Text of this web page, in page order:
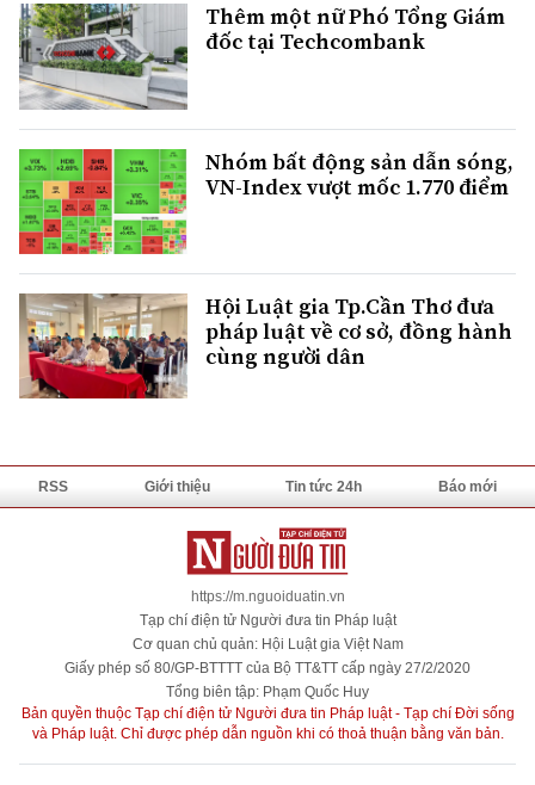
Thêm một nữ Phó Tổng Giám
đốc tại Techcombank
Nhóm bất động sản dẫn sóng,
VN-Index vượt mốc 1.770 điểm
Hội Luật gia Tp.Cần Thơ đưa
pháp luật về cơ sở, đồng hành
cùng người dân
RSS Giới thiệu Tin tức 24h Báo mới
https://m.nguoiduatin.vn
Tạp chí điện tử Người đưa tin Pháp luật
Cơ quan chủ quản: Hội Luật gia Việt Nam
Giấy phép số 80/GP-BTTTT của Bộ TT&TT cấp ngày 27/2/2020
Tổng biên tập: Phạm Quốc Huy
Bản quyền thuộc Tạp chí điện tử Người đưa tin Pháp luật - Tạp chí Đời sống
và Pháp luật. Chỉ được phép dẫn nguồn khi có thoả thuận bằng văn bản.